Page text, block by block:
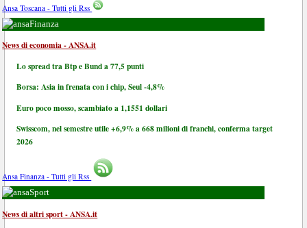
Ansa Toscana - Tutti gli Rss
Finanza
News di economia - ANSA.it
Lo spread tra Btp e Bund a 77,5 punti
Borsa: Asia in frenata con i chip, Seul -4,8%
Euro poco mosso, scambiato a 1,1551 dollari
Swisscom, nel semestre utile +6,9% a 668 milioni di franchi, conferma target
2026
Ansa Finanza - Tutti gli Rss
Sport
News di altri sport - ANSA.it